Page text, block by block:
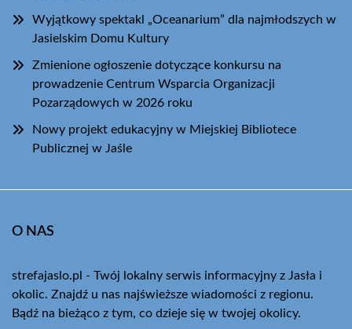
Wyjątkowy spektakl „Oceanarium” dla najmłodszych w
Jasielskim Domu Kultury
Zmienione ogłoszenie dotyczące konkursu na
prowadzenie Centrum Wsparcia Organizacji
Pozarządowych w 2026 roku
Nowy projekt edukacyjny w Miejskiej Bibliotece
Publicznej w Jaśle
O NAS
strefajaslo.pl - Twój lokalny serwis informacyjny z Jasła i
okolic. Znajdź u nas najświeższe wiadomości z regionu.
Bądź na bieżąco z tym, co dzieje się w twojej okolicy.